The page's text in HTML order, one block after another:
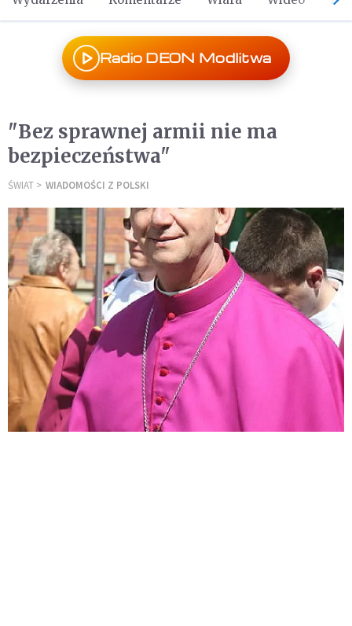
Radio DEON Modlitwa
"Bez sprawnej armii nie ma
bezpieczeństwa"
ŚWIAT WIADOMOŚCI Z POLSKI